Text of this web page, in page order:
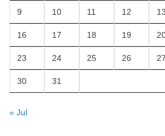
9 10 11 12 13
16 17 18 19
23 24 25 26 27
30 31
« Jul